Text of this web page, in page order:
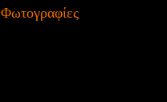
Φωτογραφίες